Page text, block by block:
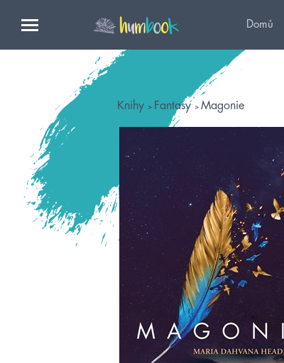
Domů
Knihy Fantasy Magonie